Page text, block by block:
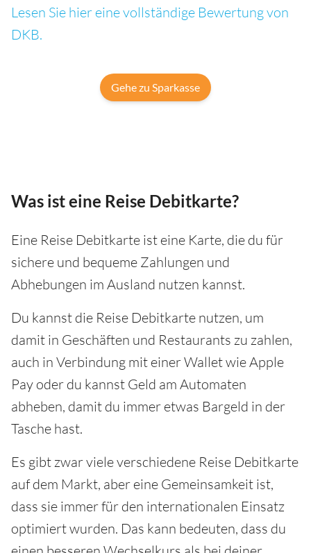
Lesen Sie hier eine vollständige Bewertung von
DKB.
Gehe zu Sparkasse
Was ist eine Reise Debitkarte?
Eine Reise Debitkarte ist eine Karte, die du für
sichere und bequeme Zahlungen und
Abhebungen im Ausland nutzen kannst.
Du kannst die Reise Debitkarte nutzen, um
damit in Geschäften und Restaurants zu zahlen,
auch in Verbindung mit einer Wallet wie Apple
Pay oder du kannst Geld am Automaten
abheben, damit du immer etwas Bargeld in der
Tasche hast.
Es gibt zwar viele verschiedene Reise Debitkarte
auf dem Markt, aber eine Gemeinsamkeit ist,
dass sie immer für den internationalen Einsatz
optimiert wurden. Das kann bedeuten, dass du